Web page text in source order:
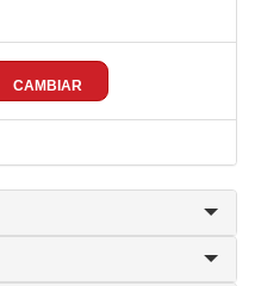
CAMBIAR